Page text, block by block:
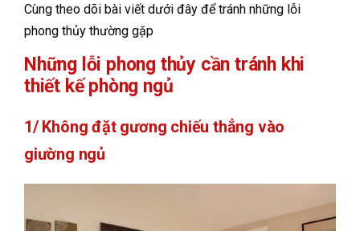
Cùng theo dõi bài viết dưới đây để tránh những lỗi
phong thủy thường gặp
Những lỗi phong thủy cần tránh khi
thiết kế phòng ngủ
1/ Không đặt gương chiếu thẳng vào
giường ngủ